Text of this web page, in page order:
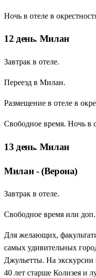
Ночь в отеле в
12 день. Милан
Завтрак в отеле.
Переезд в Милан.
Размещение в отеле в
Свободное время. Ночь в
13 день. Милан
Милан - (Верона)
Завтрак в отеле.
Свободное время или доп.
Для желающих,
самых удивительных
Джульетты. На
40 лет старше Колизея и